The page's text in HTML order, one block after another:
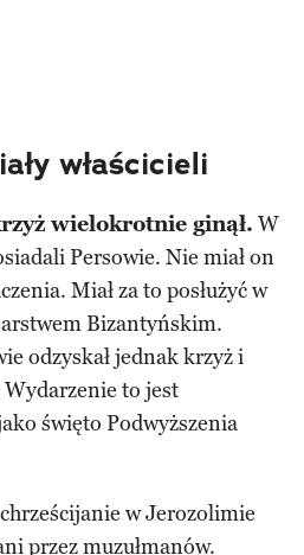
właścicieli
wielokrotnie ginął. W
Persowie. Nie miał on
Miał za to posłużyć w
Bizantyńskim.
odzyskał jednak krzyż i
to jest
święto Podwyższenia
w Jerozolimie
przez muzułmanów.